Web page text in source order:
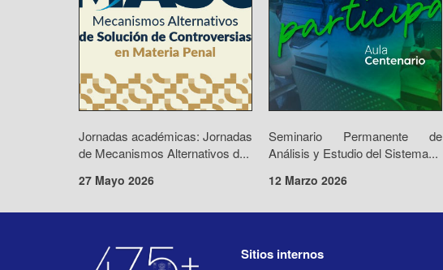
Jornadas académicas: Jornadas
de Mecanismos Alternativos d...
27 Mayo 2026
Seminario Permanente de
Análisis y Estudio del Sistema...
12 Marzo 2026
Sitios internos